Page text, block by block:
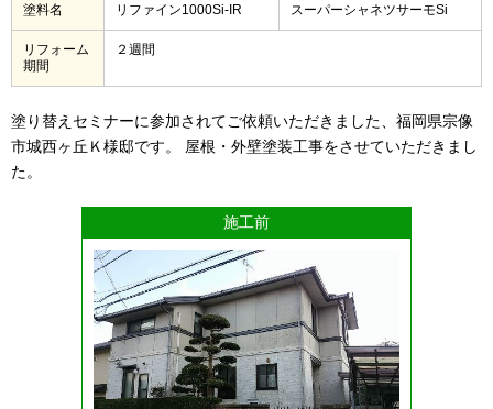
塗料名 リファイン1000Si-IR スーパーシャネツサーモSi
リフォーム
期間
２週間
塗り替えセミナーに参加されてご依頼いただきました、福岡県宗像
市城西ヶ丘Ｋ様邸です。 屋根・外壁塗装工事をさせていただきまし
た。
施工前